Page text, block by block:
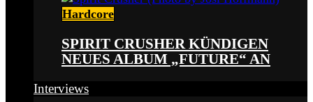
Hardcore
SPIRIT CRUSHER KÜNDIGEN
NEUES ALBUM „FUTURE“ AN
Interviews